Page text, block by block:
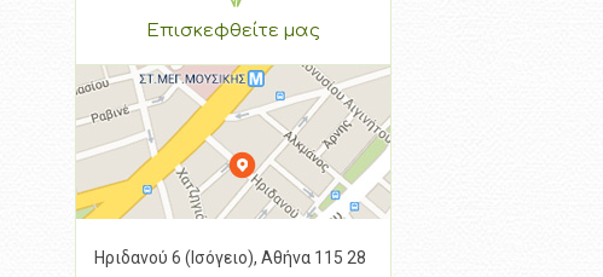
Επισκεφθείτε μας
Ηριδανού 6 (Ισόγειο), Αθήνα 115 28